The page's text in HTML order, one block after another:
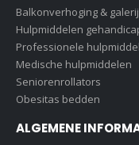
Balkonverhoging &
Hulpmiddelen
Professionele
Medische hulpmiddelen
Seniorenrollators
Obesitas bedden
ALGEMENE